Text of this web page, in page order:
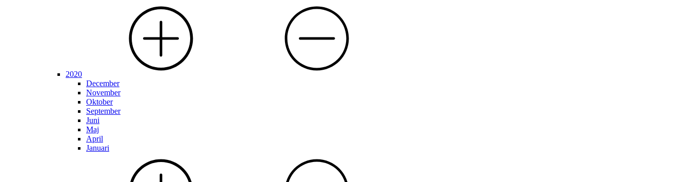
2020
December
November
Oktober
September
Juni
Maj
April
Januari